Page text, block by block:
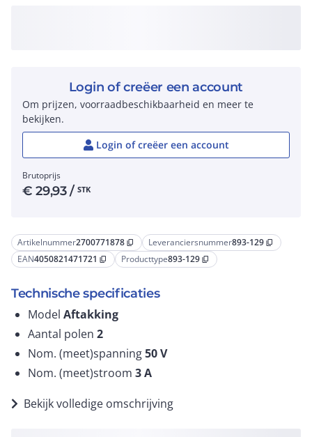
Artikelnummer2700771878 content_copy Leveranciersnummer893-129 content_copy
EAN4050821471721 content_copy Producttype893-129 content_copy
Technische specificaties
Model Aftakking
Aantal polen 2
Nom. (meet)spanning50V
Nom. (meet)stroom 3A
Bekijk volledige omschrijving
Login of creëer een account
Om prijzen, voorraadbeschikbaarheid en meer te
bekijken.
Login of creëer een account
Brutoprijs
€29,93/ STK